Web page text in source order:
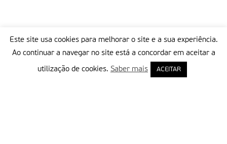
Este site usa cookies para melhorar o site e a sua experiência.
Ao continuar a navegar no site está a concordar em aceitar a
utilização de cookies. Saber mais ACEITAR